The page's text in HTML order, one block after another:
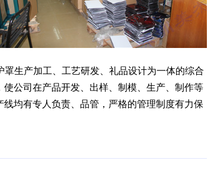
生产加工、工艺研发、礼品设计为一体的综合
公司在产品开发、出样、制模、生产、制作等
均有专人负责、品管，严格的管理制度有力保